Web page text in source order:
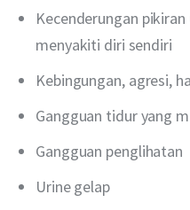
Kecenderungan
menyakiti diri sendiri
Kebingungan, agresi,
Gangguan tidur yang
Gangguan penglihatan
Urine gelap